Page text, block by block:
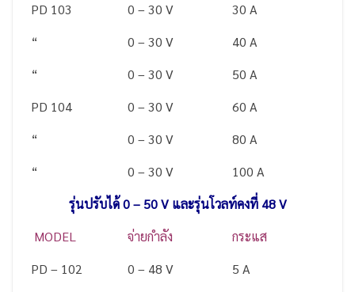
PD 103
0 – 30 V
30 A
“
0 – 30 V
40 A
“
0 – 30 V
50 A
PD 104
0 – 30 V
60 A
“
0 – 30 V
80 A
“
0 – 30 V
100 A
รุ่นปรับได้ 0 – 50 V และรุ่นโวลท์คงที่ 48 V
MODEL
จ่ายกำลัง
กระแส
PD – 102
0 – 48 V
5 A